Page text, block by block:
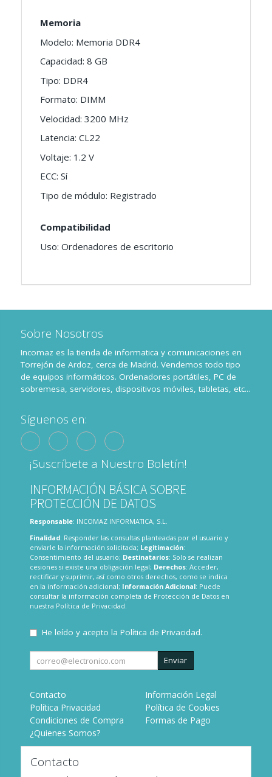
Memoria
Modelo: Memoria DDR4
Capacidad: 8 GB
Tipo: DDR4
Formato: DIMM
Velocidad: 3200 MHz
Latencia: CL22
Voltaje: 1.2 V
ECC: Sí
Tipo de módulo: Registrado
Compatibilidad
Uso: Ordenadores de escritorio
Sobre Nosotros
Incomaz es la tienda de informatica y comunicaciones en
Torrejón de Ardoz, cerca de Madrid. Vendemos todo tipo
de equipos informáticos. Ordenadores portátiles, PC de
sobremesa, servidores, dispositivos móviles, tabletas, etc...
Síguenos en:
¡Suscríbete a Nuestro Boletín!
INFORMACIÓN BÁSICA SOBRE
PROTECCIÓN DE DATOS
Responsable: INCOMAZ INFORMATICA, S.L.
Finalidad: Responder las consultas planteadas por el usuario y
enviarle la información solicitada; Legitimación:
Consentimiento del usuario; Destinatarios: Solo se realizan
cesiones si existe una obligación legal; Derechos: Acceder,
rectificar y suprimir, así como otros derechos, como se indica
en la información adicional; Información Adicional: Puede
consultar la información completa de Protección de Datos en
nuestra Política de Privacidad
He leído y acepto la Política de Privacidad.
Enviar
Contacto
Información Legal
Política Privacidad
Política de Cookies
Condiciones de Compra
Formas de Pago
¿Quienes Somos?
Contacto